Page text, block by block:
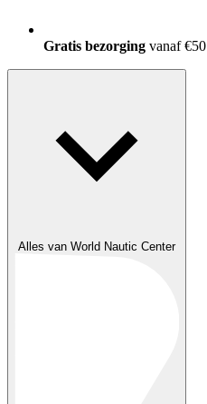
Gratis bezorging vanaf €50
Alles van World Nautic Center